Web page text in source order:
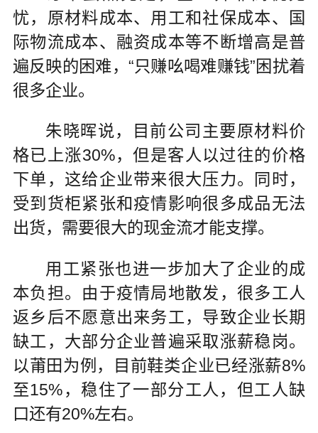
忧，原材料成本、用工和社保成本、国
际物流成本、融资成本等不断增高是普
遍反映的困难，“只赚吆喝难赚钱”困扰着
很多企业。
朱晓晖说，目前公司主要原材料价
格已上涨30%，但是客人以过往的价格
下单，这给企业带来很大压力。同时，
受到货柜紧张和疫情影响很多成品无法
出货，需要很大的现金流才能支撑。
用工紧张也进一步加大了企业的成
本负担。由于疫情局地散发，很多工人
返乡后不愿意出来务工，导致企业长期
缺工，大部分企业普遍采取涨薪稳岗。
以莆田为例，目前鞋类企业已经涨薪8%
至15%，稳住了一部分工人，但工人缺
口还有20%左右。